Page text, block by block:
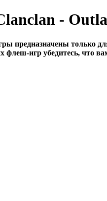
-
предназначены только
флеш-игр убедитесь, что